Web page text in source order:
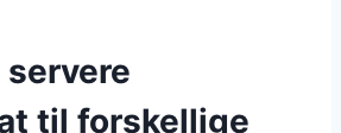
til forskellige